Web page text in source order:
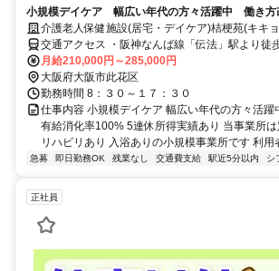
小規模デイケア 幅広い年代の方々活躍中 働き
化率100% 5連休所得実績あり
介護老人保健施設(居宅・デイケア)桔梗苑(キキ
交通アクセス ・阪神なんば線「伝法」駅より徒
「千鳥橋」駅より徒歩8分 ・阪神なんば線「福」
・阪神なんば線「大阪難波」駅より電車で15分
崎」駅より電車で15分
月給210,000円～285,000円
大阪府大阪市此花区
勤務時間 8：３０～１７：３０
仕事内容 小規模デイケア 幅広い年代の方々活躍
有給消化率100% 5連休所得実績あり 当事業所
リハビリあり 入浴ありの小規模事業所です 利用
急募 即日勤務OK 残業なし 交通費支給 駅近5分以内 シ
正社員